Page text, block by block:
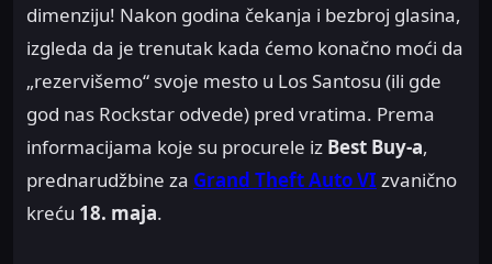
dimenziju! Nakon godina čekanja i bezbroj glasina,
izgleda da je trenutak kada ćemo konačno moći da
„rezervišemo“ svoje mesto u Los Santosu (ili gde
god nas Rockstar odvede) pred vratima. Prema
informacijama koje su procurele iz Best Buy-a,
prednarudžbine za Grand Theft Auto VI zvanično
kreću 18. maja.